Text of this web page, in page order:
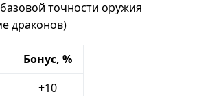
точности оружия
драконов)
Бонус, %
+10